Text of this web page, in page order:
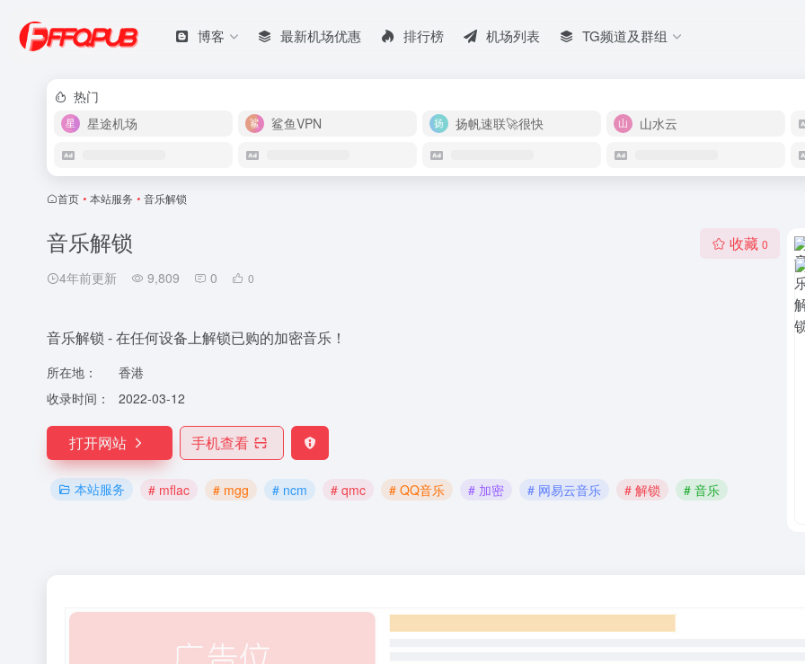
博客 最新机场优惠 排行榜 机场列表 TG频道及群组
热门
星途机场
鲨鱼VPN 扬帆速联🚀很快 山水云
首页 • 本站服务 • 音乐解锁
音乐解锁
4年前更新 9,809 0 0
收藏 0
音乐解锁 - 在任何设备上解锁已购的加密音乐！
所在地：
香港
收录时间：
2022-03-12
打开网站 手机查看
本站服务 # mflac # mgg # ncm # qmc # QQ音乐 # 加密 # 网易云音乐 # 解锁 # 音乐